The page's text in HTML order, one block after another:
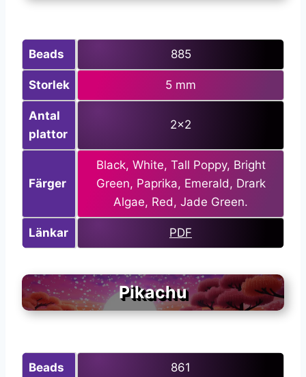
Beads 885
Storlek 5 mm
Antal
plattor
2×2
Färger
Black, White, Tall Poppy, Bright
Green, Paprika, Emerald, Drark
Algae, Red, Jade Green.
Länkar PDF
Pikachu
Beads 861